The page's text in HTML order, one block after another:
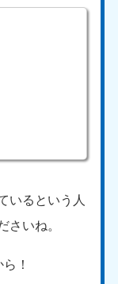
いるという人
いね。
！